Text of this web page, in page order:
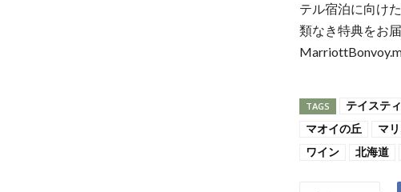
テル宿泊に向け
類なき特典をお
TAGS テイステ
マオイの丘
マ
ワイン
北海道